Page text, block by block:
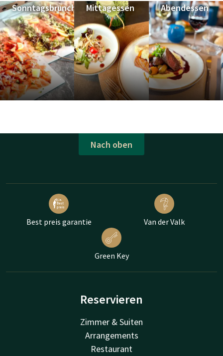
Sonntagsbrunch Mittagessen Abendessen
Nach oben
Best preis garantie Van der Valk
Green Key
Reservieren
Zimmer & Suiten
Arrangements
Restaurant